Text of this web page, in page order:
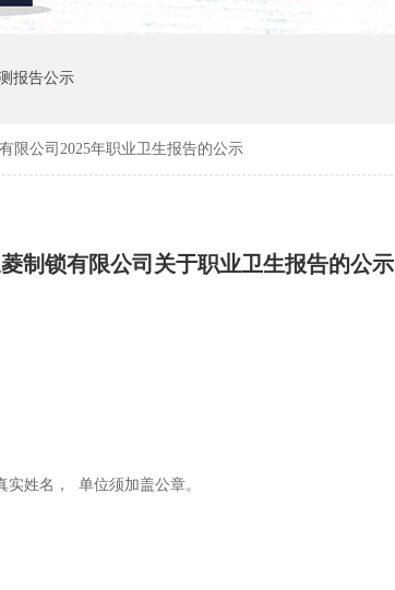
报告公示
限公司2025年职业卫生报告的公示
制锁有限公司关于职业卫生报告的公示
姓名， 单位须加盖公章。